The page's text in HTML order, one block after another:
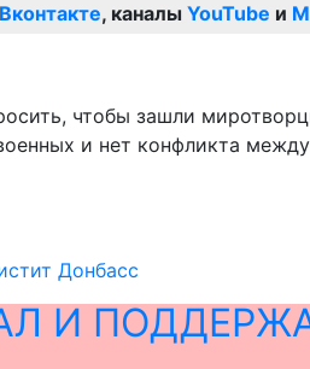
Вконтакте, каналы YouTube и
чтобы зашли
и нет конфликта
Донбасс
И